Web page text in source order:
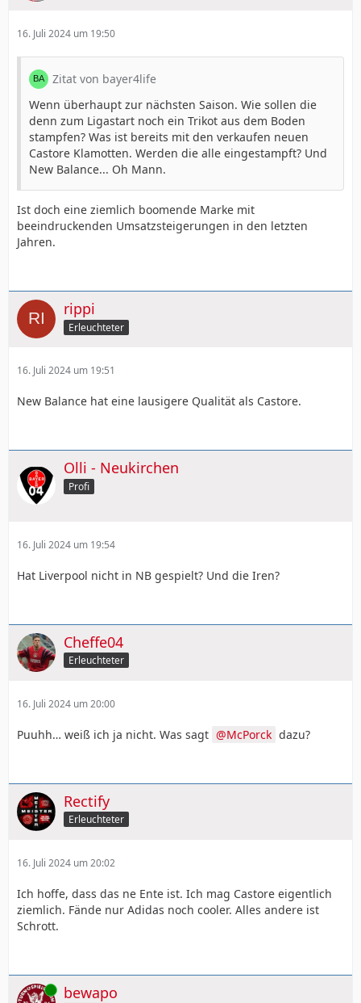
16. Juli 2024 um 19:50
Zitat von bayer4life
Wenn überhaupt zur nächsten Saison. Wie sollen die
denn zum Ligastart noch ein Trikot aus dem Boden
stampfen? Was ist bereits mit den verkaufen neuen
Castore Klamotten. Werden die alle eingestampft? Und
New Balance... Oh Mann.
Ist doch eine ziemlich boomende Marke mit
beeindruckenden Umsatzsteigerungen in den letzten
Jahren.
rippi
Erleuchteter
16. Juli 2024 um 19:51
New Balance hat eine lausigere Qualität als Castore.
Olli - Neukirchen
Profi
16. Juli 2024 um 19:54
Hat Liverpool nicht in NB gespielt? Und die Iren?
Cheffe04
Erleuchteter
16. Juli 2024 um 20:00
Puuhh… weiß ich ja nicht. Was sagt McPorck dazu?
Rectify
Erleuchteter
16. Juli 2024 um 20:02
Ich hoffe, dass das ne Ente ist. Ich mag Castore eigentlich
ziemlich. Fände nur Adidas noch cooler. Alles andere ist
Schrott.
Online bewapo